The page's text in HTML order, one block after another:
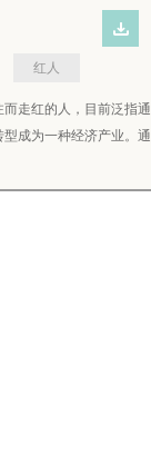
红人
走红的人，目前泛指
成为一种经济产业。